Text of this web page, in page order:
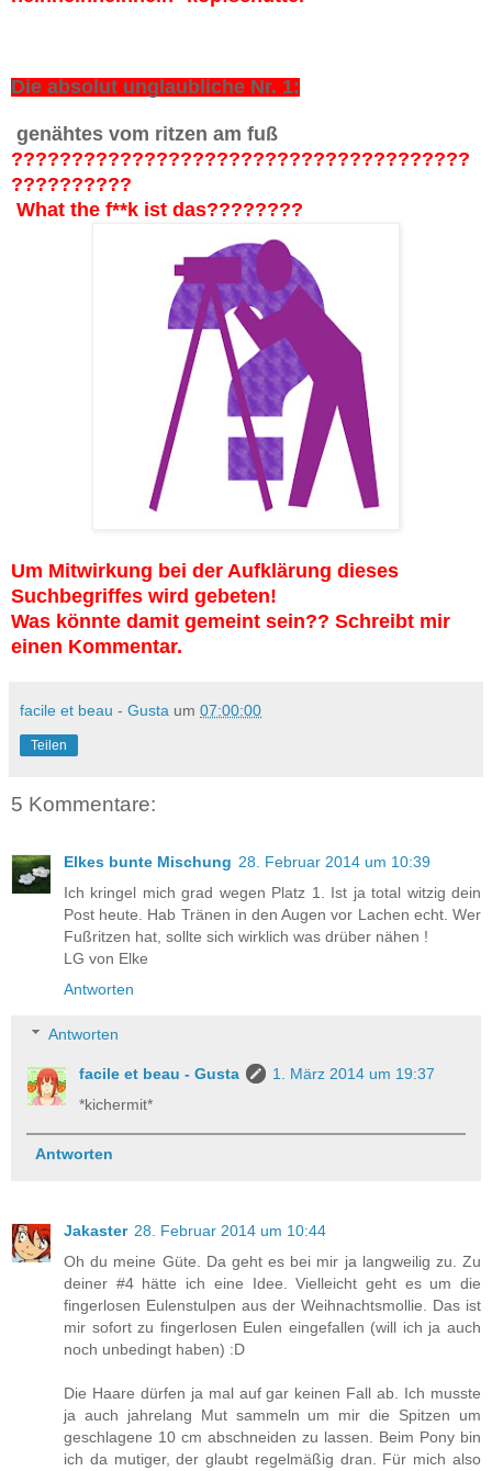
Die absolut unglaubliche Nr. 1:
genähtes vom ritzen am fuß
??????????????????????????????????????
??????????
What the f**k ist das????????
Um Mitwirkung bei der Aufklärung dieses
Suchbegriffes wird gebeten!
Was könnte damit gemeint sein?? Schreibt mir
einen Kommentar.
facile et beau - Gusta um 07:00:00
Teilen
5 Kommentare:
Elkes bunte Mischung 28. Februar 2014 um 10:39
Ich kringel mich grad wegen Platz 1. Ist ja total witzig dein
Post heute. Hab Tränen in den Augen vor Lachen echt. Wer
Fußritzen hat, sollte sich wirklich was drüber nähen !
LG von Elke
Antworten
Antworten
facile et beau - Gusta
1. März 2014 um 19:37
*kichermit*
Antworten
Jakaster 28. Februar 2014 um 10:44
Oh du meine Güte. Da geht es bei mir ja langweilig zu. Zu
deiner #4 hätte ich eine Idee. Vielleicht geht es um die
fingerlosen Eulenstulpen aus der Weihnachtsmollie. Das ist
mir sofort zu fingerlosen Eulen eingefallen (will ich ja auch
noch unbedingt haben) :D
Die Haare dürfen ja mal auf gar keinen Fall ab. Ich musste
ja auch jahrelang Mut sammeln um mir die Spitzen um
geschlagene 10 cm abschneiden zu lassen. Beim Pony bin
ich da mutiger, der glaubt regelmäßig dran. Für mich also